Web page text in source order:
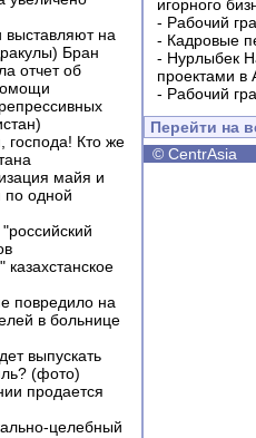
выставляют на
Бран
отчет об
господа! Кто же
майя и
по одной
повредило на
в больнице
выпускать
(фото)
продается
целебный
игорного
- Рабочий
- Кадровые
- Нурлыбек
проектами в
- Рабочий
Перейти на
© CentrAsia